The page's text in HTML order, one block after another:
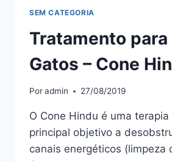
SEM CATEGORIA
Tratamento para
Gatos – Cone
Poradmin 27/08/2019
O Cone Hindu é uma
principal objetivo a
canais energéticos (limpeza